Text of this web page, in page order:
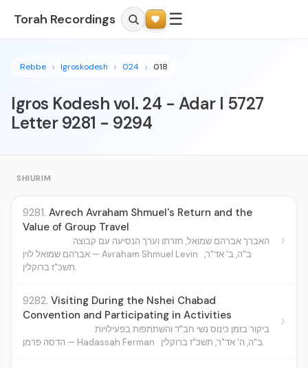
Torah Recordings ☰
Rebbe Igroskodesh 024 018
Igros Kodesh vol. 24 - Adar I 5727
Letter 9281 - 9294
SHIURIM
9281. Avrech Avraham Shmuel's Return and the
Value of Group Travel
האברך אברהם שמואל, חזרתו וערך הנסיעה עם קבוצה
אברהם שמואל לוין — Avraham Shmuel Levin ב"ה, ב' אד"ר,
תשכ"ז ברוקלין.
›
9282. Visiting During the Nshei Chabad
Convention and Participating in Activities
ביקור בזמן כינוס נשי חב"ד והשתתפות בפעילויות
הדסה פרמן — Hadassah Ferman
ב"ה, ה' אד"ר, תשכ"ז ברוקלין.
›